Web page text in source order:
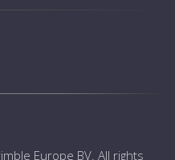
Europe BV . All rights